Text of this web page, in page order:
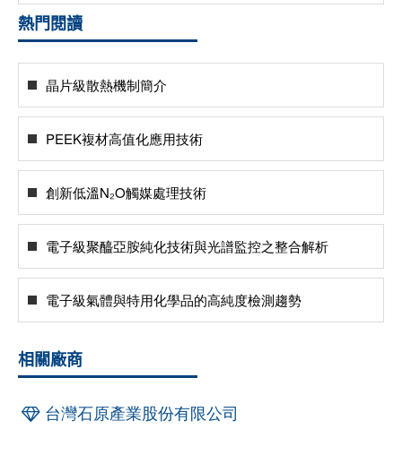
熱門閱讀
晶片級散熱機制簡介
PEEK複材高值化應用技術
創新低溫N₂O觸媒處理技術
電子級聚醯亞胺純化技術與光譜監控之整合解析
電子級氣體與特用化學品的高純度檢測趨勢
相關廠商
台灣石原產業股份有限公司